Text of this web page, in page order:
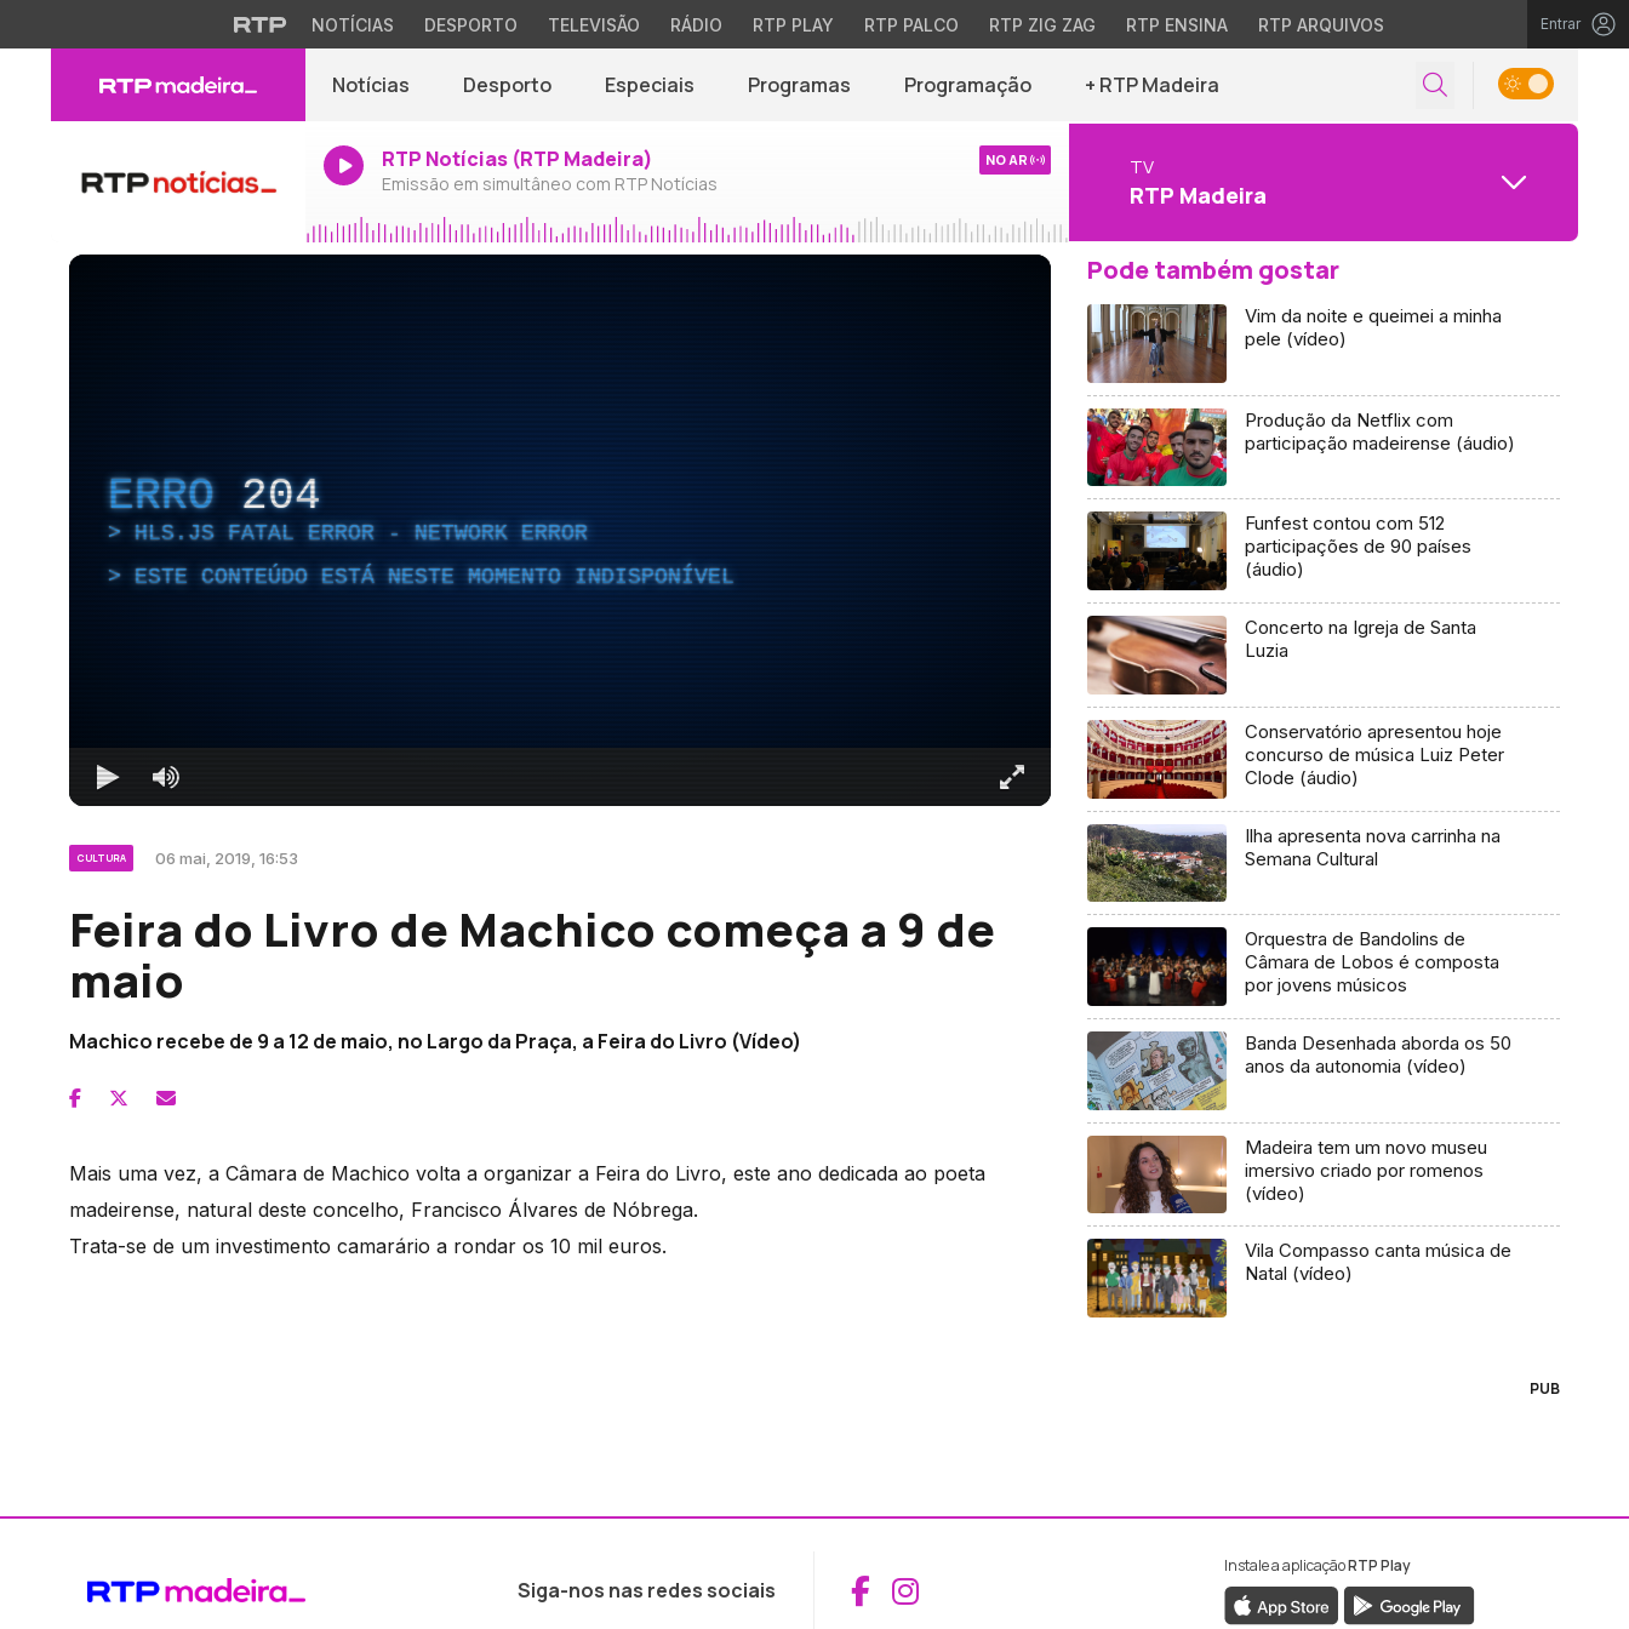
NOTÍCIAS DESPORTO TELEVISÃO RÁDIO RTP PLAY RTP PALCO RTP ZIG ZAG RTP ENSINA RTP ARQUIVOS Entrar
Notícias Desporto Especiais Programas Programação + RTP Madeira
RTP Notícias (RTP Madeira)
Emissão em simultâneo com RTP Notícias
NO AR TV
RTP Madeira
ERRO 204
HLS.JS FATAL ERROR - NETWORK ERROR
ESTE CONTEÚDO ESTÁ NESTE MOMENTO INDISPONÍVEL
CULTURA 06 mai, 2019, 16:53
Feira do Livro de Machico começa a 9 de
maio
Machico recebe de 9 a 12 de maio, no Largo da Praça, a Feira do Livro (Vídeo)
Mais uma vez, a Câmara de Machico volta a organizar a Feira do Livro, este ano dedicada ao poeta
madeirense, natural deste concelho, Francisco Álvares de Nóbrega.
Trata-se de um investimento camarário a rondar os 10 mil euros.
Pode também gostar
Vim da noite e queimei a minha
pele (vídeo)
Produção da Netflix com
participação madeirense (áudio)
Funfest contou com 512
participações de 90 países
(áudio)
Concerto na Igreja de Santa
Luzia
Conservatório apresentou hoje
concurso de música Luiz Peter
Clode (áudio)
Ilha apresenta nova carrinha na
Semana Cultural
Orquestra de Bandolins de
Câmara de Lobos é composta
por jovens músicos
Banda Desenhada aborda os 50
anos da autonomia (vídeo)
Madeira tem um novo museu
imersivo criado por romenos
(vídeo)
Vila Compasso canta música de
Natal (vídeo)
PUB
Siga-nos nas redes sociais Aceder ao Facebook da RTP Madeira
Aceder ao Instagram da RTP Madeira
Instale a aplicaçãoRTP Play